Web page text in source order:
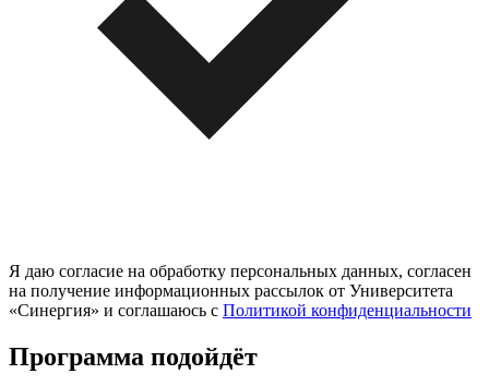
Я даю согласие на обработку персональных данных, согласен
на получение информационных рассылок от Университета
«Синергия» и соглашаюсь c Политикой конфиденциальности
Программа подойдёт